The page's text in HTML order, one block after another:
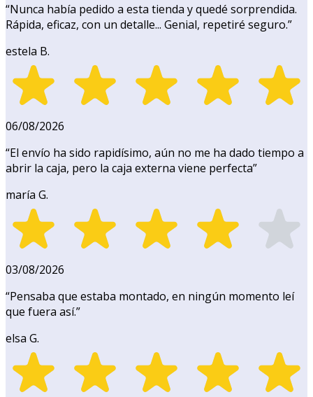
“Nunca había pedido a esta tienda y quedé sorprendida.
Rápida, eficaz, con un detalle... Genial, repetiré seguro.”
estela B.
06/08/2026
“El envío ha sido rapidísimo, aún no me ha dado tiempo a
abrir la caja, pero la caja externa viene perfecta”
maría G.
03/08/2026
“Pensaba que estaba montado, en ningún momento leí
que fuera así.”
elsa G.